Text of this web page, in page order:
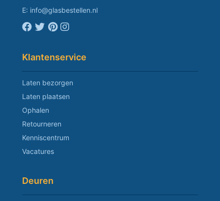
E: info@glasbestellen.nl
Klantenservice
Laten bezorgen
Laten plaatsen
Ophalen
Retourneren
Kenniscentrum
Vacatures
Deuren